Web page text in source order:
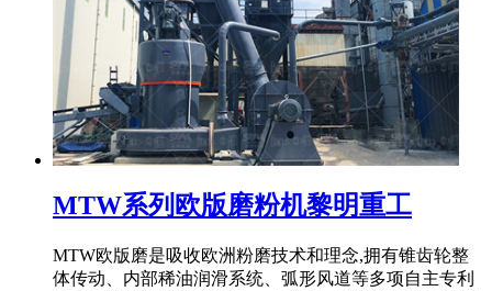
MTW系列欧版磨粉机黎明重工
MTW欧版磨是吸收欧洲粉磨技术和理念,拥有锥齿轮整
体传动、内部稀油润滑系统、弧形风道等多项自主专利